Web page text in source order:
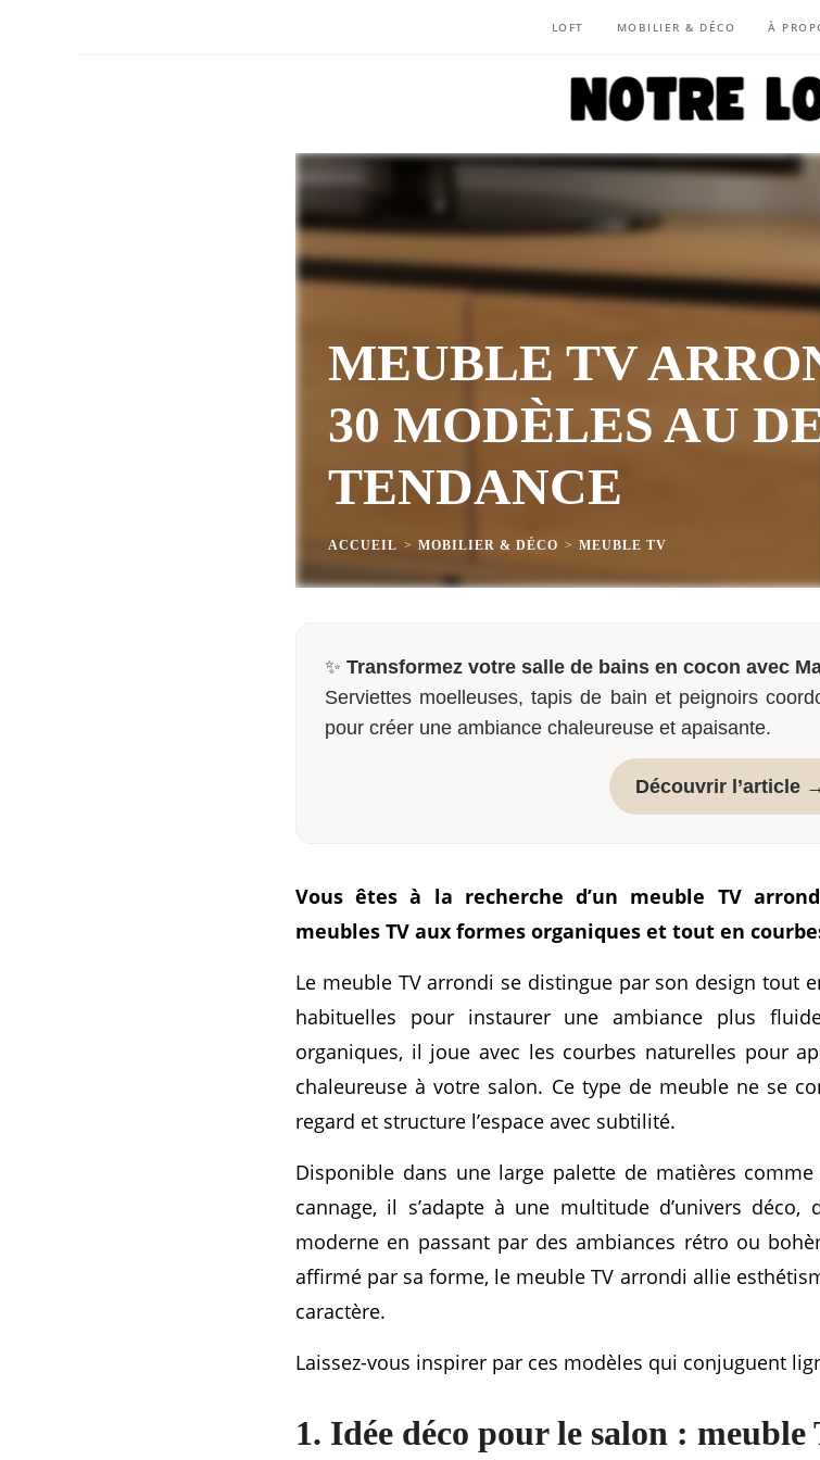
LOFT MOBILIER & DÉCO À
MEUBLE TV
30 MODÈLES AU
TENDANCE
ACCUEIL > MOBILIER & DÉCO > MEUBLE TV
✨ Transformez votre salle de bains en cocon avec
Serviettes moelleuses, tapis de bain et peignoirs
pour créer une ambiance chaleureuse et apaisante.
Découvrir l’article
Vous êtes à la recherche d’un meuble TV
meubles TV aux formes organiques et tout en
Le meuble TV arrondi se distingue par son design tout
habituelles pour instaurer une ambiance plus
organiques, il joue avec les courbes naturelles pour
chaleureuse à votre salon. Ce type de meuble ne se
regard et structure l’espace avec subtilité.
Disponible dans une large palette de matières
cannage, il s’adapte à une multitude d’univers
moderne en passant par des ambiances rétro ou
affirmé par sa forme, le meuble TV arrondi allie
caractère.
Laissez-vous inspirer par ces modèles qui conjuguent
1. Idée déco pour le salon :